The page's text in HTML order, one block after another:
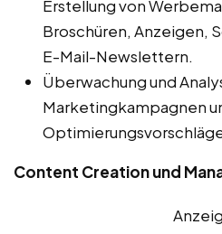
Erstellung von
Broschüren, Anzeigen,
E-Mail-Newslettern.
Überwachung und
Marketingkampagnen
Content Creation und